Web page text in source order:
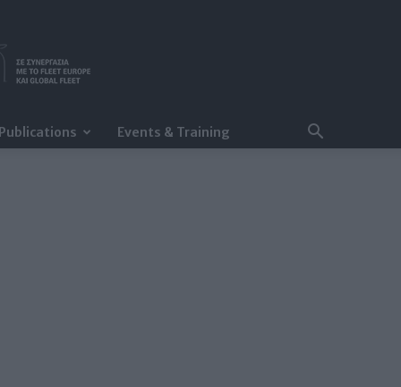
Publications Events & Training